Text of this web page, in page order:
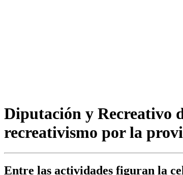
Diputación y Recreativo
recreativismo por la
Entre las actividades figuran la